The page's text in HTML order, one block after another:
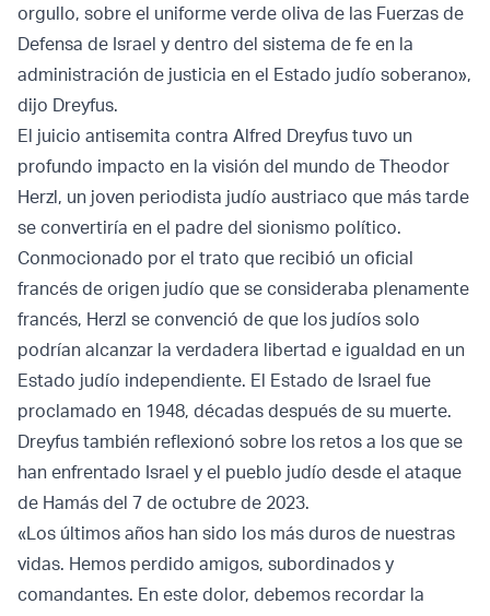
orgullo, sobre el uniforme verde oliva de las Fuerzas de
Defensa de Israel y dentro del sistema de fe en la
administración de justicia en el Estado judío soberano»,
dijo Dreyfus.
El juicio antisemita contra Alfred Dreyfus tuvo un
profundo impacto en la visión del mundo de Theodor
Herzl, un joven periodista judío austriaco que más tarde
se convertiría en el padre del sionismo político.
Conmocionado por el trato que recibió un oficial
francés de origen judío que se consideraba plenamente
francés, Herzl se convenció de que los judíos solo
podrían alcanzar la verdadera libertad e igualdad en un
Estado judío independiente. El Estado de Israel fue
proclamado en 1948, décadas después de su muerte.
Dreyfus también reflexionó sobre los retos a los que se
han enfrentado Israel y el pueblo judío desde el ataque
de Hamás del 7 de octubre de 2023.
«Los últimos años han sido los más duros de nuestras
vidas. Hemos perdido amigos, subordinados y
comandantes. En este dolor, debemos recordar la